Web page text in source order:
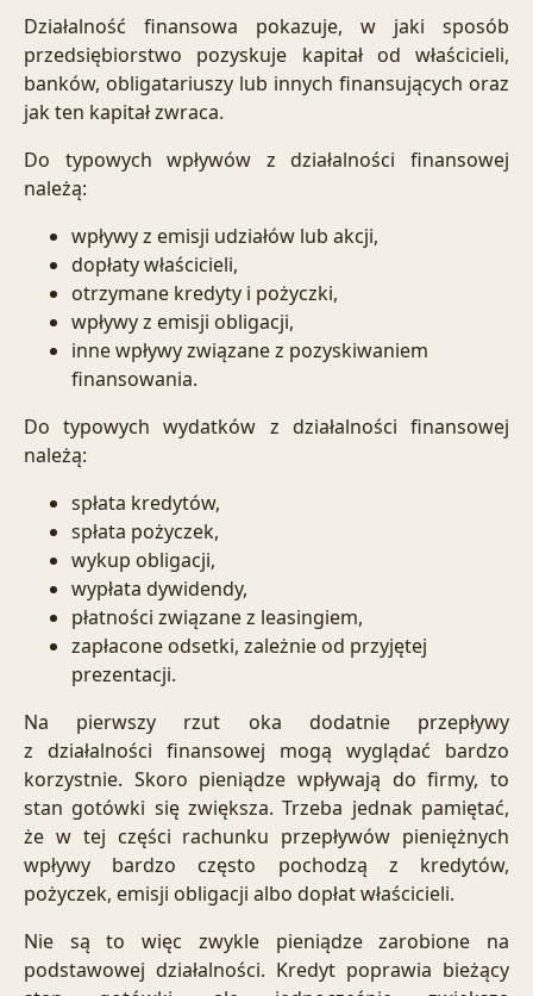
Działalność finansowa pokazuje, w jaki sposób
przedsiębiorstwo pozyskuje kapitał od właścicieli,
banków, obligatariuszy lub innych finansujących oraz
jak ten kapitał zwraca.
Do typowych wpływów z działalności finansowej
należą:
wpływy z emisji udziałów lub akcji,
dopłaty właścicieli,
otrzymane kredyty i pożyczki,
wpływy z emisji obligacji,
inne wpływy związane z pozyskiwaniem
finansowania.
Do typowych wydatków z działalności finansowej
należą:
spłata kredytów,
spłata pożyczek,
wykup obligacji,
wypłata dywidendy,
płatności związane z leasingiem,
zapłacone odsetki, zależnie od przyjętej
prezentacji.
Na pierwszy rzut oka dodatnie przepływy
z działalności finansowej mogą wyglądać bardzo
korzystnie. Skoro pieniądze wpływają do firmy, to
stan gotówki się zwiększa. Trzeba jednak pamiętać,
że w tej części rachunku przepływów pieniężnych
wpływy bardzo często pochodzą z kredytów,
pożyczek, emisji obligacji albo dopłat właścicieli.
Nie są to więc zwykle pieniądze zarobione na
podstawowej działalności. Kredyt poprawia bieżący